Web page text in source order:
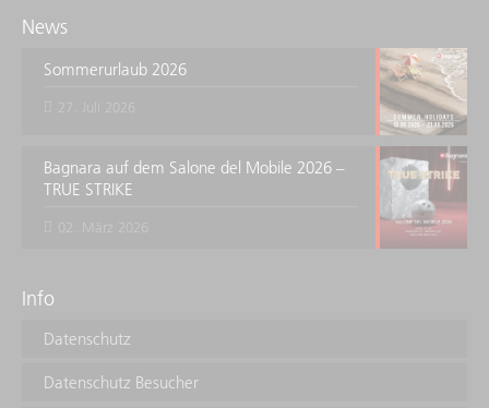
News
Sommerurlaub 2026
Bagnara auf dem Salone del Mobile 2026 –
TRUE STRIKE
Info
Datenschutz
Datenschutz Besucher